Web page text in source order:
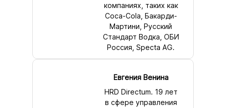
компаниях, таких как
Coca-Cola, Бакарди-
Мартини, Русский
Стандарт Водка, ОБИ
Россия, Specta AG.
Евгения Венина
HRD Directum. 19 лет
в сфере управления